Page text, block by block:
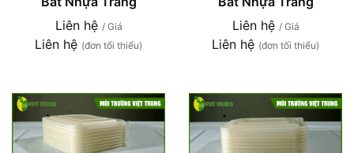
Liên hệ / Giá
Liên hệ (đơn tối thiểu)
Liên hệ / Giá
Liên hệ (đơn tối thiểu)